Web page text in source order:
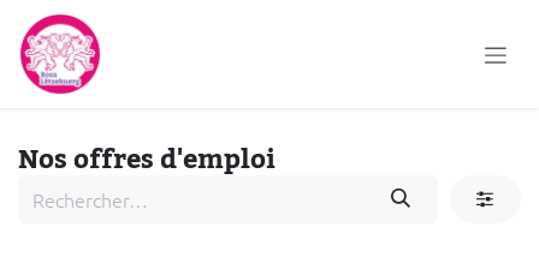
Se rendre au contenu
Nos offres d'emploi